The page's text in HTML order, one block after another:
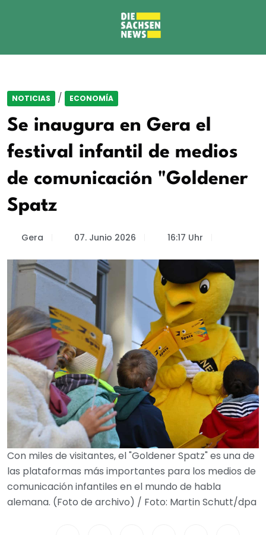
NOTICIAS / ECONOMÍA
Se inaugura en Gera el
festival infantil de medios
de comunicación "Goldener
Spatz
Gera 07. Junio 2026 16:17 Uhr
Con miles de visitantes, el "Goldener Spatz" es una de
las plataformas más importantes para los medios de
comunicación infantiles en el mundo de habla
alemana. (Foto de archivo) / Foto: Martin Schutt/dpa